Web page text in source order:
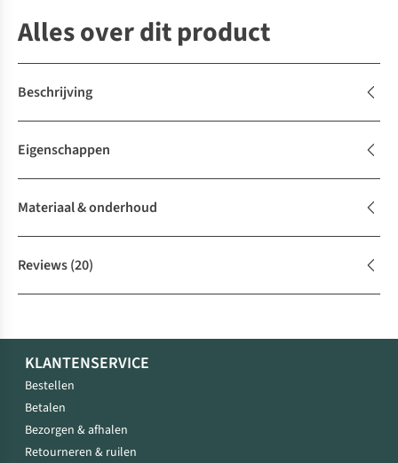
Alles over dit product
Beschrijving
Eigenschappen
Materiaal & onderhoud
Reviews(20)
KLANTENSERVICE
Bestellen
Betalen
Bezorgen & afhalen
Retourneren & ruilen